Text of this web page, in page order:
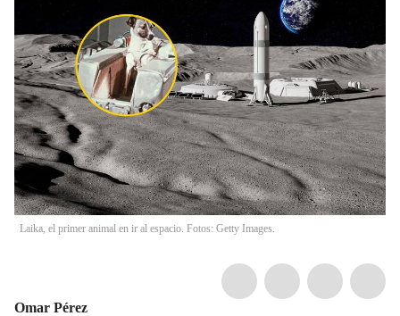
Laika, el primer animal en ir al espacio. Fotos: Getty Images.
Omar Pérez